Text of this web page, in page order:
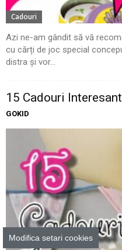
Cadouri
Azi ne-am gândit să vă
cu cărți de joc special
distra și vor...
15 Cadouri
GOKID
Modifica setari cookies